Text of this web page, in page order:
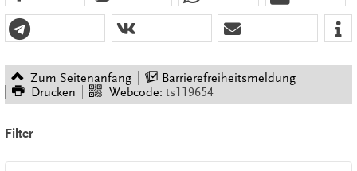
Zum Seitenanfang
Barrierefreiheitsmeldung
Drucken
Webcode: ts119654
Filter